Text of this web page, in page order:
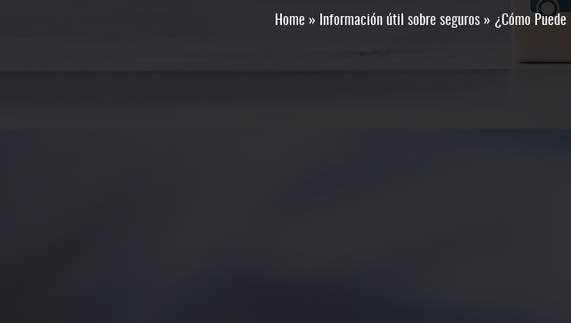
Home » Información útil sobre seguros » ¿Cómo